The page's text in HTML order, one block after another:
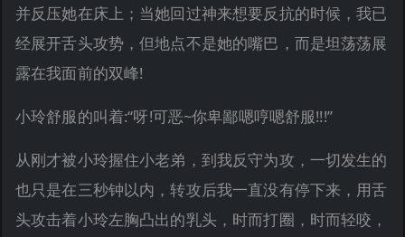
并反压她在床上；当她回过神来想要反抗的时候，我已
经展开舌头攻势，但地点不是她的嘴巴，而是坦荡荡展
露在我面前的双峰!
小玲舒服的叫着:“呀!可恶~你卑鄙嗯哼嗯舒服!!!”
从刚才被小玲握住小老弟，到我反守为攻，一切发生的
也只是在三秒钟以内，转攻后我一直没有停下来，用舌
头攻击着小玲左胸凸出的乳头，时而打圈，时而轻咬，